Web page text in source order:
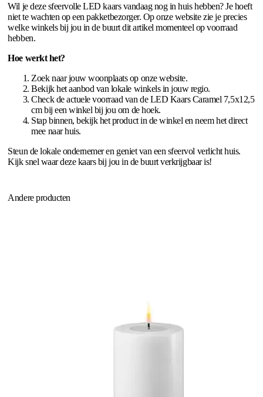
Wil je deze sfeervolle LED kaars vandaag nog in huis hebben? Je hoeft
niet te wachten op een pakketbezorger. Op onze website zie je precies
welke winkels bij jou in de buurt dit artikel momenteel op voorraad
hebben.
Hoe werkt het?
Zoek naar jouw woonplaats op onze website.
Bekijk het aanbod van lokale winkels in jouw regio.
Check de actuele voorraad van de LED Kaars Caramel 7,5x12,5
cm bij een winkel bij jou om de hoek.
Stap binnen, bekijk het product in de winkel en neem het direct
mee naar huis.
Steun de lokale ondernemer en geniet van een sfeervol verlicht huis.
Kijk snel waar deze kaars bij jou in de buurt verkrijgbaar is!
Andere producten